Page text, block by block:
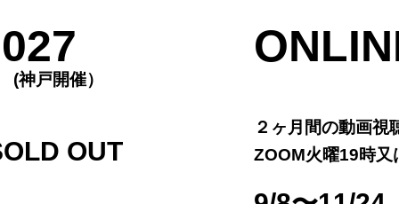
神戸開催）
OUT
２ヶ月間の動画
ZOOM火曜19時又